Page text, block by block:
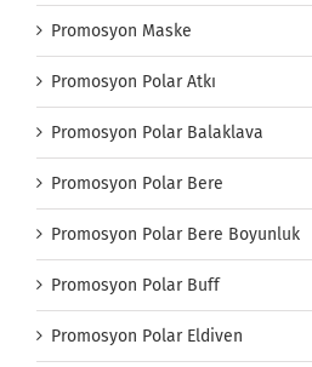
Promosyon Maske
Promosyon Polar Atkı
Promosyon Polar Balaklava
Promosyon Polar Bere
Promosyon Polar Bere Boyunluk
Promosyon Polar Buff
Promosyon Polar Eldiven